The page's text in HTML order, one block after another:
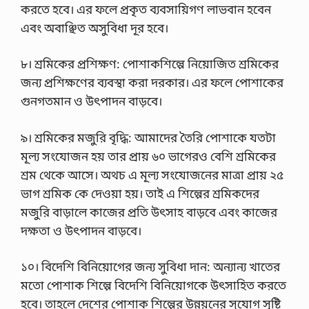
করতে হবে। এর ফলে প্রকৃত ব্যবসায়িগণ লাভবান হবেন
এবং অবাঞ্ছিত অসুবিধা দূর হবে।
৮। শ্রমিকের প্রশিক্ষণ: পোশাকশিল্পে নিয়োজিত শ্রমিকের
জন্য প্রশিক্ষণের ব্যবস্থা করা দরকার। এর ফলে পোশাকের
গুনগতমান ও উৎপাদন বাড়বে।
৯। শ্রমিকের মজুরি বৃদ্ধি: আমাদের তৈরি পোশাকে যতটা
মূল্য সংযোজন হয় তার প্রায় ৬০ ভাগেরও বেশি শ্রমিকের
শ্রম থেকে আসে। অথচ এ মূল্য সংযোজনের মাত্রা প্রায় ২৫
ভাগ শ্রমিক কে দেওয়া হয়। তাই এ শিল্পের শ্রমিকদের
মজুরি বাড়ালে কাজের প্রতি উৎসাহ বাড়বে এবং কাজের
দক্ষতা ও উৎপাদন বাড়বে।
১০। বিদেশি বিনিয়োগের জন্য সুবিধা দান: অন্যান্য খাতের
মতো পোশাক শিল্পে বিদেশি বিনিয়োগকে উৎসাহিত করতে
হবে। তাহলে দেশের পোশাক শিল্পের উন্নয়নের সুযোগ সৃষ্টি